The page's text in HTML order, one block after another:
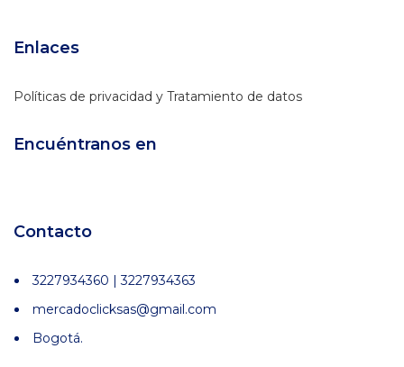
Enlaces
Políticas de privacidad y Tratamiento de datos
Encuéntranos en
Contacto
3227934360 | 3227934363
mercadoclicksas@gmail.com
Bogotá.